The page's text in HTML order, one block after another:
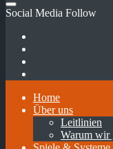
Social Media Follow
Home
Über uns
Leitlinien
Warum wir